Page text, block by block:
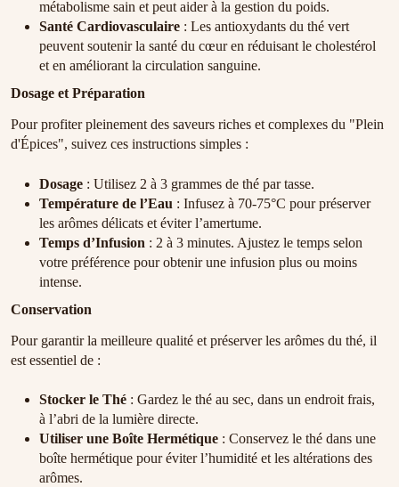
métabolisme sain et peut aider à la gestion du poids.
Santé Cardiovasculaire : Les antioxydants du thé vert
peuvent soutenir la santé du cœur en réduisant le cholestérol
et en améliorant la circulation sanguine.
Dosage et Préparation
Pour profiter pleinement des saveurs riches et complexes du "Plein
d'Épices", suivez ces instructions simples :
Dosage : Utilisez 2 à 3 grammes de thé par tasse.
Température de l’Eau : Infusez à 70-75°C pour préserver
les arômes délicats et éviter l’amertume.
Temps d’Infusion : 2 à 3 minutes. Ajustez le temps selon
votre préférence pour obtenir une infusion plus ou moins
intense.
Conservation
Pour garantir la meilleure qualité et préserver les arômes du thé, il
est essentiel de :
Stocker le Thé : Gardez le thé au sec, dans un endroit frais,
à l’abri de la lumière directe.
Utiliser une Boîte Hermétique : Conservez le thé dans une
boîte hermétique pour éviter l’humidité et les altérations des
arômes.